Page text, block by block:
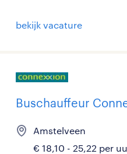
bekijk vacature
Buschauffeur
Amstelveen
€ 18,10 - 25,22 per